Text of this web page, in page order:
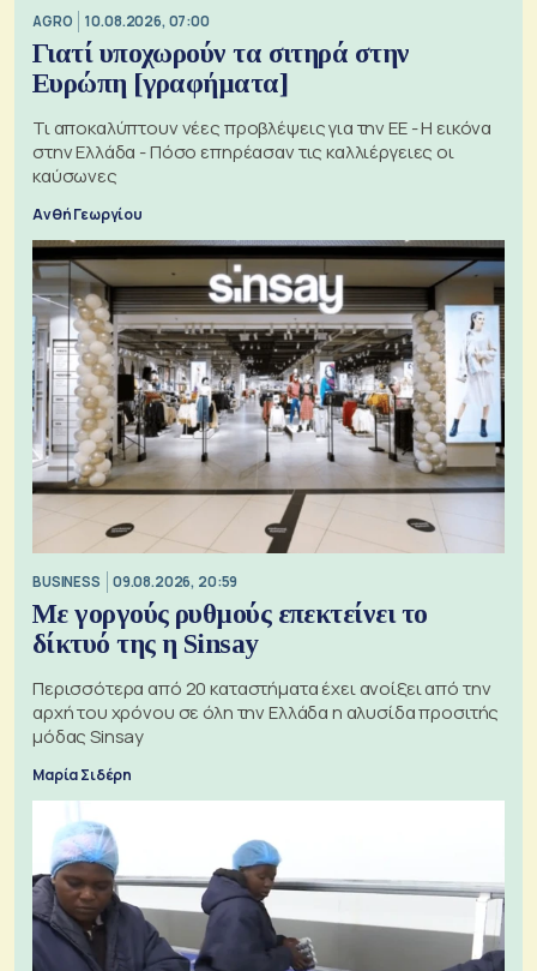
AGRO 10.08.2026, 07:00
Γιατί υποχωρούν τα σιτηρά στην
Ευρώπη [γραφήματα]
Τι αποκαλύπτουν νέες προβλέψεις για την ΕΕ - Η εικόνα
στην Ελλάδα - Πόσο επηρέασαν τις καλλιέργειες οι
καύσωνες
Ανθή Γεωργίου
BUSINESS 09.08.2026, 20:59
Με γοργούς ρυθμούς επεκτείνει το
δίκτυό της η Sinsay
Περισσότερα από 20 καταστήματα έχει ανοίξει από την
αρχή του χρόνου σε όλη την Ελλάδα η αλυσίδα προσιτής
μόδας Sinsay
Μαρία Σιδέρη